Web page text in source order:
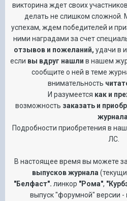
викторина ждет своих
делать не слишком
успехам, ждем победителей и
ними наградами за счет
отзывов и пожеланий, удачи в
если вы вдруг нашли в нашем
сообщите о ней в теме
внимательность
И разумеется как и
возможность заказать и
Подробности приобретения в
ЛС.
В настоящее время вы можете
выпусков журнала
"Белфаст". линкор "Рома",
выпуск "форумной" версии -